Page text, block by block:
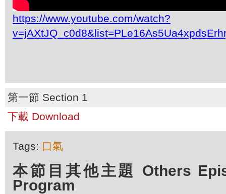
https://www.youtube.com/watch?
第一節 Section 1
下載 Download
Tags: 口氣
本節目其他主題 Others
Program